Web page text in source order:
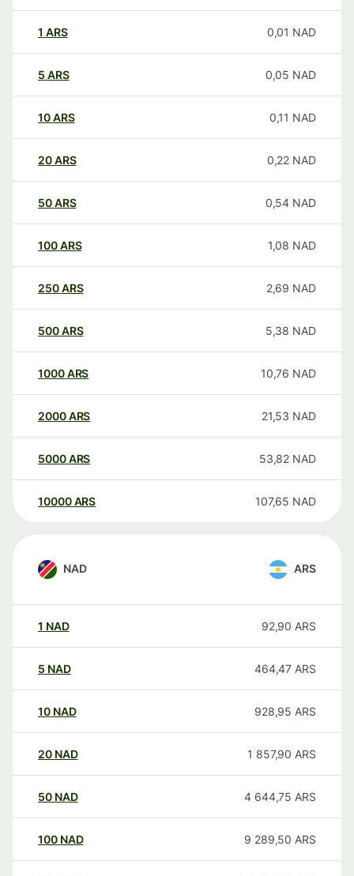
1 ARS 0,01 NAD
5 ARS 0,05 NAD
10ARS 0,11 NAD
20ARS 0,22 NAD
50ARS 0,54 NAD
100ARS 1,08 NAD
250ARS 2,69 NAD
500ARS 5,38 NAD
1000ARS 10,76 NAD
2000ARS 21,53 NAD
5000ARS 53,82 NAD
10000 ARS 107,65 NAD
NAD ARS
1 NAD 92,90 ARS
5 NAD 464,47 ARS
10 NAD 928,95 ARS
20 NAD 1 857,90 ARS
50 NAD 4 644,75 ARS
100 NAD 9 289,50 ARS